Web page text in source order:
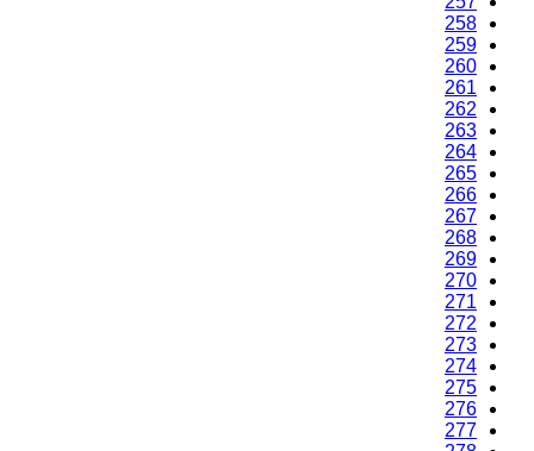
258
259
260
261
262
263
264
265
266
267
268
269
270
271
272
273
274
275
276
277